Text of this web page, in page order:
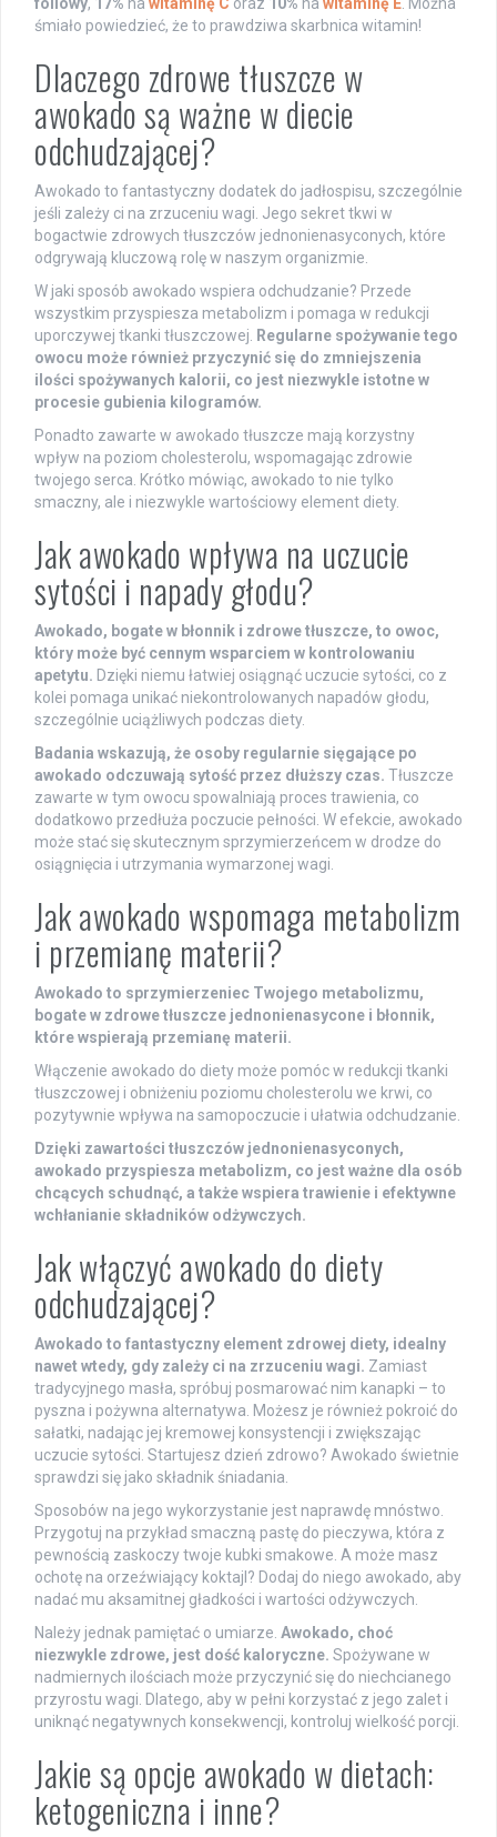
foliowy, 17% na witaminę C oraz 10% na witaminę E. Można
śmiało powiedzieć, że to prawdziwa skarbnica witamin!
Dlaczego zdrowe tłuszcze w
awokado są ważne w diecie
odchudzającej?
Awokado to fantastyczny dodatek do jadłospisu, szczególnie
jeśli zależy ci na zrzuceniu wagi. Jego sekret tkwi w
bogactwie zdrowych tłuszczów jednonienasyconych, które
odgrywają kluczową rolę w naszym organizmie.
W jaki sposób awokado wspiera odchudzanie? Przede
wszystkim przyspiesza metabolizm i pomaga w redukcji
uporczywej tkanki tłuszczowej. Regularne spożywanie tego
owocu może również przyczynić się do zmniejszenia
ilości spożywanych kalorii, co jest niezwykle istotne w
procesie gubienia kilogramów.
Ponadto zawarte w awokado tłuszcze mają korzystny
wpływ na poziom cholesterolu, wspomagając zdrowie
twojego serca. Krótko mówiąc, awokado to nie tylko
smaczny, ale i niezwykle wartościowy element diety.
Jak awokado wpływa na uczucie
sytości i napady głodu?
Awokado, bogate w błonnik i zdrowe tłuszcze, to owoc,
który może być cennym wsparciem w kontrolowaniu
apetytu. Dzięki niemu łatwiej osiągnąć uczucie sytości, co z
kolei pomaga unikać niekontrolowanych napadów głodu,
szczególnie uciążliwych podczas diety.
Badania wskazują, że osoby regularnie sięgające po
awokado odczuwają sytość przez dłuższy czas. Tłuszcze
zawarte w tym owocu spowalniają proces trawienia, co
dodatkowo przedłuża poczucie pełności. W efekcie, awokado
może stać się skutecznym sprzymierzeńcem w drodze do
osiągnięcia i utrzymania wymarzonej wagi.
Jak awokado wspomaga metabolizm
i przemianę materii?
Awokado to sprzymierzeniec Twojego metabolizmu,
bogate w zdrowe tłuszcze jednonienasycone i błonnik,
które wspierają przemianę materii.
Włączenie awokado do diety może pomóc w redukcji tkanki
tłuszczowej i obniżeniu poziomu cholesterolu we krwi, co
pozytywnie wpływa na samopoczucie i ułatwia odchudzanie.
Dzięki zawartości tłuszczów jednonienasyconych,
awokado przyspiesza metabolizm, co jest ważne dla osób
chcących schudnąć, a także wspiera trawienie i efektywne
wchłanianie składników odżywczych.
Jak włączyć awokado do diety
odchudzającej?
Awokado to fantastyczny element zdrowej diety, idealny
nawet wtedy, gdy zależy ci na zrzuceniu wagi. Zamiast
tradycyjnego masła, spróbuj posmarować nim kanapki – to
pyszna i pożywna alternatywa. Możesz je również pokroić do
sałatki, nadając jej kremowej konsystencji i zwiększając
uczucie sytości. Startujesz dzień zdrowo? Awokado świetnie
sprawdzi się jako składnik śniadania.
Sposobów na jego wykorzystanie jest naprawdę mnóstwo.
Przygotuj na przykład smaczną pastę do pieczywa, która z
pewnością zaskoczy twoje kubki smakowe. A może masz
ochotę na orzeźwiający koktajl? Dodaj do niego awokado, aby
nadać mu aksamitnej gładkości i wartości odżywczych.
Należy jednak pamiętać o umiarze. Awokado, choć
niezwykle zdrowe, jest dość kaloryczne. Spożywane w
nadmiernych ilościach może przyczynić się do niechcianego
przyrostu wagi. Dlatego, aby w pełni korzystać z jego zalet i
uniknąć negatywnych konsekwencji, kontroluj wielkość porcji.
Jakie są opcje awokado w dietach:
ketogeniczna i inne?